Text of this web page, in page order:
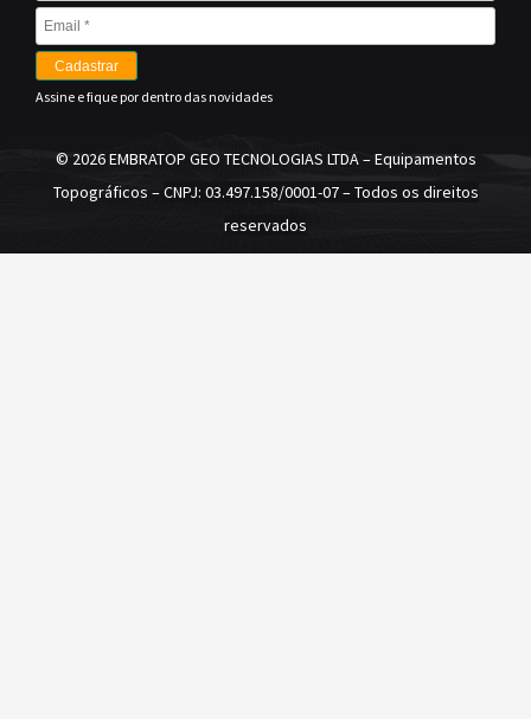
Cadastrar
Assine e fique por dentro das novidades
© 2026 EMBRATOP GEO TECNOLOGIAS LTDA – Equipamentos
Topográficos –CNPJ: 03.497.158/0001-07– Todos os direitos
reservados